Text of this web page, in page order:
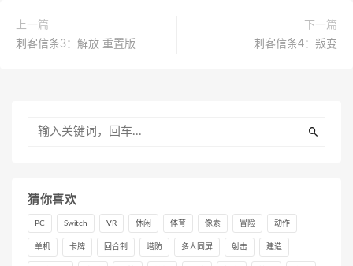
上一篇
刺客信条3：解放 重置版
下一篇
刺客信条4：叛变
猜你喜欢
PC Switch VR 休闲 体育 像素 冒险 动作
单机 卡牌 回合制 塔防 多人同屏 射击 建造